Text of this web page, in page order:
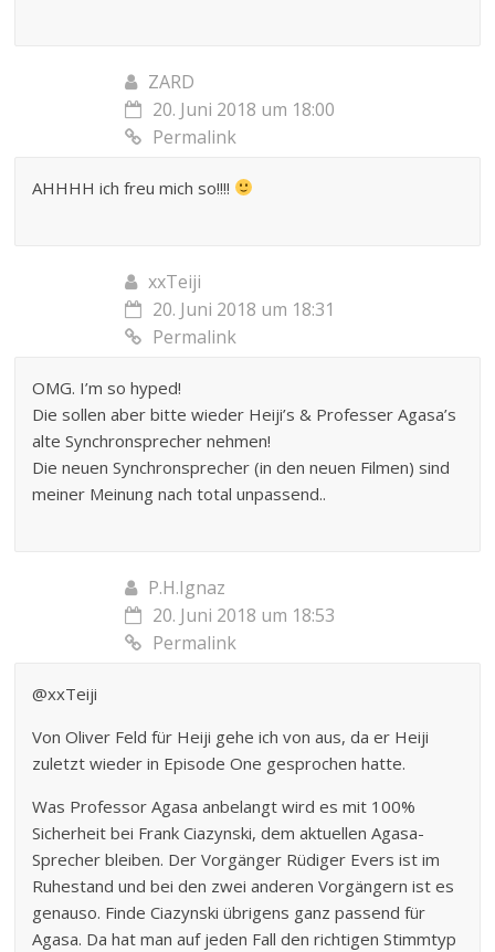
ZARD
20. Juni 2018 um 18:00
Permalink
AHHHH ich freu mich so!!!!
xxTeiji
20. Juni 2018 um 18:31
Permalink
OMG. I’m so hyped!
Die sollen aber bitte wieder Heiji’s & Professer Agasa’s
alte Synchronsprecher nehmen!
Die neuen Synchronsprecher (in den neuen Filmen) sind
meiner Meinung nach total unpassend..
P.H.Ignaz
20. Juni 2018 um 18:53
Permalink
@xxTeiji
Von Oliver Feld für Heiji gehe ich von aus, da er Heiji
zuletzt wieder in Episode One gesprochen hatte.
Was Professor Agasa anbelangt wird es mit 100%
Sicherheit bei Frank Ciazynski, dem aktuellen Agasa-
Sprecher bleiben. Der Vorgänger Rüdiger Evers ist im
Ruhestand und bei den zwei anderen Vorgängern ist es
genauso. Finde Ciazynski übrigens ganz passend für
Agasa. Da hat man auf jeden Fall den richtigen Stimmtyp